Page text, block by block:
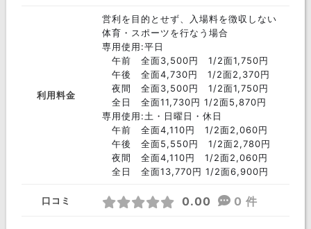
利用料金
営利を目的とせず、入場料を徴収しない
体育・スポーツを行なう場合
専用使用:平日
午前 全面3,500円 1/2面1,750円
午後 全面4,730円 1/2面2,370円
夜間 全面3,500円 1/2面1,750円
全日 全面11,730円 1/2面5,870円
専用使用:土・日曜日・休日
午前 全面4,110円 1/2面2,060円
午後 全面5,550円 1/2面2,780円
夜間 全面4,110円 1/2面2,060円
全日 全面13,770円 1/2面6,900円
口コミ 0.00 0 件